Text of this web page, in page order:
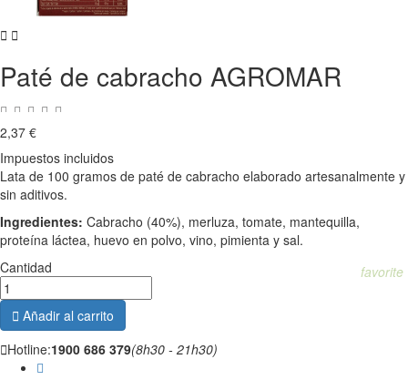
 
Paté de cabracho AGROMAR
2,37 €
Impuestos incluidos
Lata de 100 gramos de paté de cabracho elaborado artesanalmente y
sin aditivos.
Ingredientes: Cabracho (40%), merluza, tomate, mantequilla,
proteína láctea, huevo en polvo, vino, pimienta y sal.
Cantidad
 Añadir al carrito
Hotline:1900 686 379(8h30 - 21h30)
favorite